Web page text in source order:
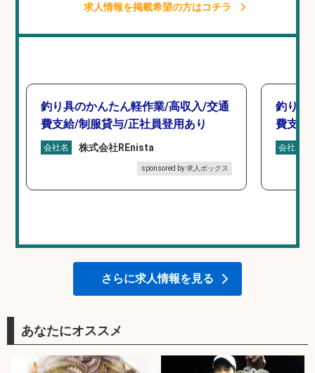
求人情報を掲載希望の方はコチラ
釣り具のかんたん軽作業/高収入/交通
費支給/制服貸与/正社員登用あり
会社名 株式会社REnista
sponsored by 求人ボックス
釣り具
費支給
会社名
さらに求人情報を見る
あなたにオススメ